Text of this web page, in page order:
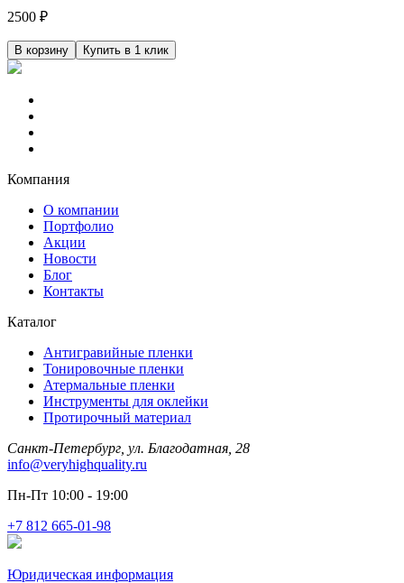
2500 ₽
В корзину Купить в 1 клик
Компания
О компании
Портфолио
Акции
Новости
Блог
Контакты
Каталог
Антигравийные пленки
Тонировочные пленки
Атермальные пленки
Инструменты для оклейки
Протирочный материал
Санкт-Петербург, ул. Благодатная, 28
info@veryhighquality.ru
Пн-Пт 10:00 - 19:00
+7 812 665-01-98
Юридическая информация